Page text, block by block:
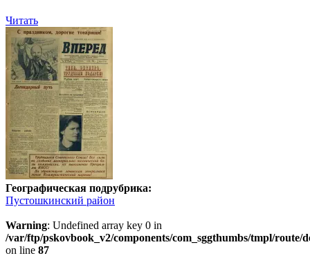
Читать
Географическая подрубрика:
Пустошкинский район
Warning: Undefined array key 0 in
/var/ftp/pskovbook_v2/components/com_sggthumbs/tmpl/route/
on line 87